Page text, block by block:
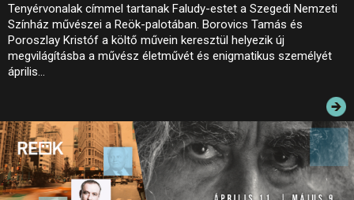
INFORMÁCIÓK
KONFERENCIA
PALOTASÉTÁK ÉS VEZETÉSEK
KÖZÉRDEKŰ ADATOK
Tenyérvonalak címmel tartanak Faludy-estet a Szegedi Nemzeti
Színház művészei a Reök-palotában. Borovics Tamás és
Poroszlay Kristóf a költő művein keresztül helyezik új
megvilágításba a művész életművét és enigmatikus személyét
április…